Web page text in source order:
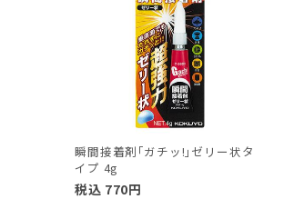
瞬間接着剤｢ガチッ!｣ゼリー状タ
イプ 4g
税込 770円